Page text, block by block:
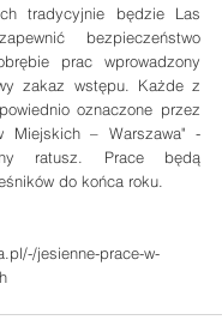
tradycyjnie będzie Las
bezpieczeństwo
prac wprowadzony
zakaz wstępu. Każde z
oznaczone przez
Miejskich – Warszawa" -
ratusz. Prace będą
do końca roku.
jesienne-prace-w-